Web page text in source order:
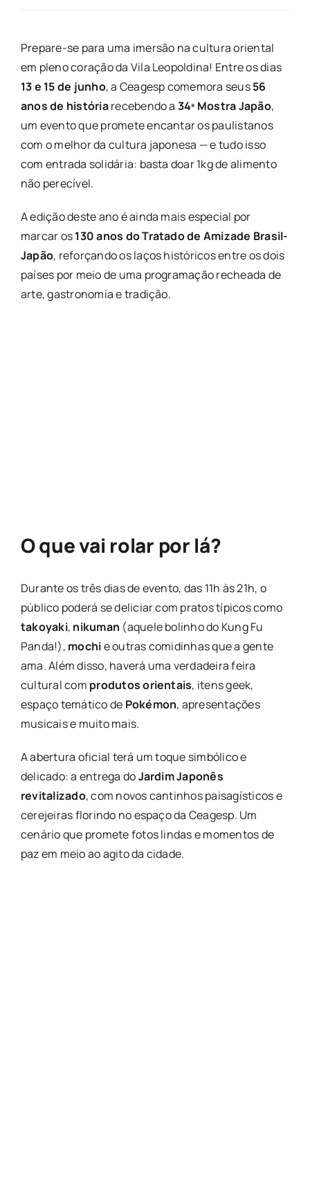
Prepare-se para uma imersão na cultura oriental
em pleno coração da Vila Leopoldina! Entre os dias
13 e 15 de junho, a Ceagesp comemora seus56
anos de históriarecebendo a 34ª Mostra Japão,
um evento que promete encantar os paulistanos
com o melhor da cultura japonesa — e tudo isso
com entrada solidária: basta doar 1kg de alimento
não perecível.
A edição deste ano é ainda mais especial por
marcar os130 anos do Tratado de Amizade Brasil-
Japão, reforçando os laços históricos entre os dois
países por meio de uma programação recheada de
arte, gastronomia e tradição.
O que vai rolar por lá?
Durante os três dias de evento, das 11h às 21h, o
público poderá se deliciar com pratos típicos como
takoyaki, nikuman (aquele bolinho do Kung Fu
Panda!), mochie outras comidinhas que a gente
ama. Além disso, haverá uma verdadeira feira
cultural com produtos orientais, itens geek,
espaço temático de Pokémon, apresentações
musicais e muito mais.
A abertura oficial terá um toque simbólico e
delicado: a entrega doJardim Japonês
revitalizado, com novos cantinhos paisagísticos e
cerejeiras florindo no espaço da Ceagesp. Um
cenário que promete fotos lindas e momentos de
paz em meio ao agito da cidade.